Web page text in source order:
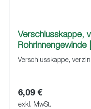
Verschlusskappe,
Rohrinnengewinde
Verschlusskappe,
6,09 €
exkl. MwSt.